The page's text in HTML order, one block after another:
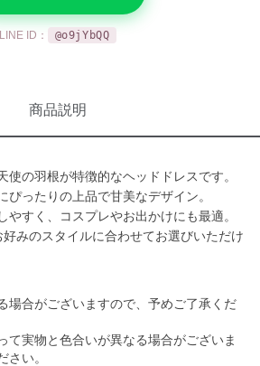
LINE ID： @o9jYbQQ
商品説明
使の羽根が特徴的なヘッドドレスです。
ぴったりの上品で甘美なデザイン。
やすく、コスプレやお出かけにも最適。
みのスタイルに合わせてお選びいただけ
場合がございますので、予めご了承くだ
て実物と色合いが異なる場合がございま
さい。